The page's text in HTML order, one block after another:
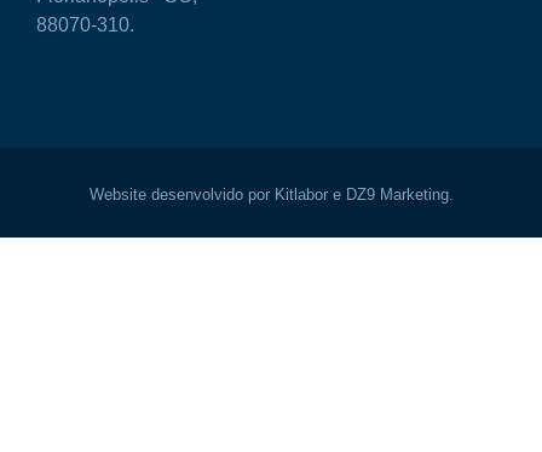
88070-310.
Website desenvolvido por Kitlabor e DZ9 Marketing.